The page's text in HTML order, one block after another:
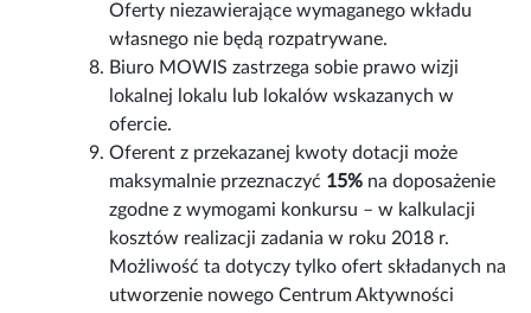
Oferty niezawierające wymaganego wkładu
własnego nie będą rozpatrywane.
Biuro MOWIS zastrzega sobie prawo wizji
lokalnej lokalu lub lokalów wskazanych w
ofercie.
Oferent z przekazanej kwoty dotacji może
maksymalnie przeznaczyć 15% na doposażenie
zgodne z wymogami konkursu – w kalkulacji
kosztów realizacji zadania w roku 2018 r.
Możliwość ta dotyczy tylko ofert składanych na
utworzenie nowego Centrum Aktywności